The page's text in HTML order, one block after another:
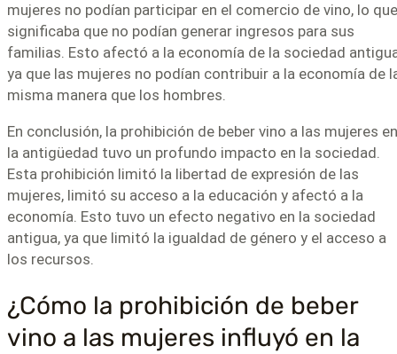
mujeres no podían participar en el comercio de vino, lo que
significaba que no podían generar ingresos para sus
familias. Esto afectó a la economía de la sociedad
ya que las mujeres no podían contribuir a la economía de
misma manera que los hombres.
En conclusión, la prohibición de beber vino a las mujeres en
la antigüedad tuvo un profundo impacto en la sociedad.
Esta prohibición limitó la libertad de expresión de las
mujeres, limitó su acceso a la educación y afectó a la
economía. Esto tuvo un efecto negativo en la sociedad
antigua, ya que limitó la igualdad de género y el acceso a
los recursos.
¿Cómo la prohibición de beber
vino a las mujeres influyó en la